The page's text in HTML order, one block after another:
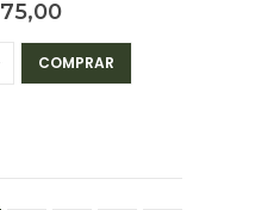
75,00
COMPRAR